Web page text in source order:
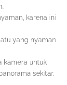
karena ini
yang nyaman
kamera untuk
sekitar.